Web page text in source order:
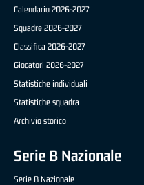
Calendario 2026-2027
Squadre 2026-2027
Classifica 2026-2027
Giocatori 2026-2027
Statistiche individuali
Statistiche squadra
Archivio storico
Serie B Nazionale
Serie B Nazionale